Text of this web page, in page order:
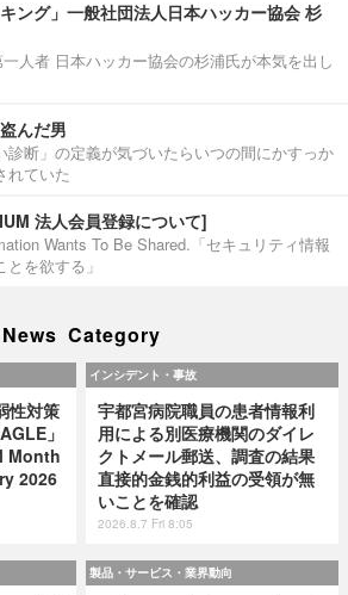
キング」一般社団法人日本ハッカー協会 杉
人者 日本ハッカー協会の杉浦氏が本気を出し
んだ男
診断」の定義が気づいたらいつの間にかすっか
れていた
法人会員登録について]
Wants To Be Shared.「セキュリティ情報
を欲する」
News Category
性対策
」
Month
2026
インシデント・事故
宇都宮病院職員の患者情報利
用による別医療機関のダイレ
クトメール郵送、調査の結果
直接的金銭的利益の受領が無
いことを確認
2026.8.7 Fri 8:05
製品・サービス・業界動向